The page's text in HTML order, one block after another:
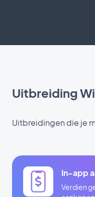
Uitbreiding
Uitbreidingen die je
In-app
Verdien